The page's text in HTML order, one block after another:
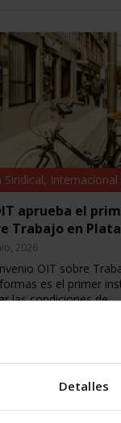
Detalles
Sindical, Internacional
aprueba el
Trabajo en
2026
OIT sobre
es el primer
las condiciones de…